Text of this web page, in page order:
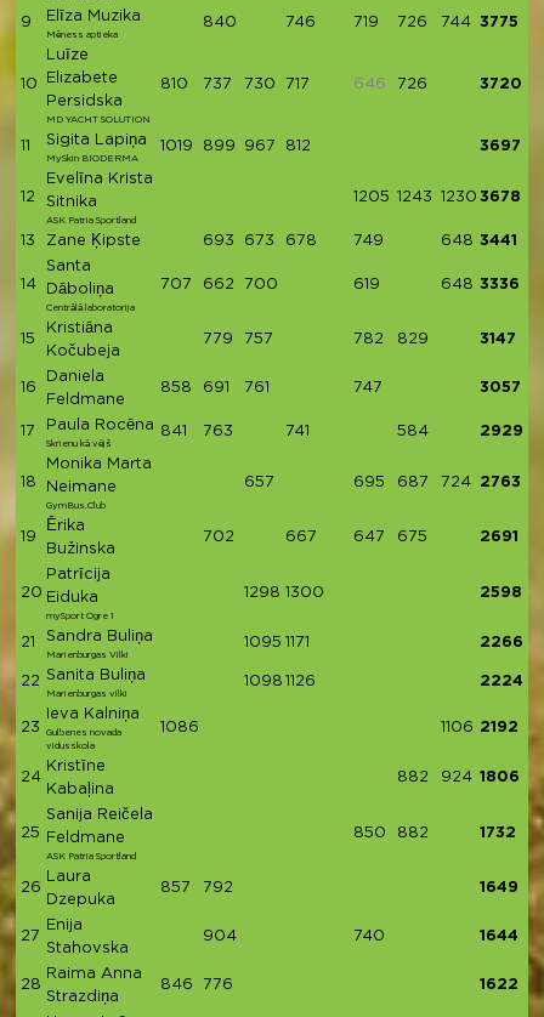
9 Elīza Muzika
Mēness aptieka
840 746 719 726 744 3775
10
Luīze
Elizabete
Persidska
MD YACHT SOLUTION
810 737 730 717 646 726 3720
11 Sigita Lapiņa
MySkin BIODERMA
1019 899 967 812 3697
12
Evelīna Krista
Sitnika
ASK Patria Sportland
1205 1243 1230 3678
13 Zane Ķipste 693 673 678 749 648 3441
14
Santa
Dāboliņa
Centrālā laboratorija
707 662 700 619 648 3336
15
Kristiāna
Kočubeja
779 757 782 829 3147
16
Daniela
Feldmane
858 691 761 747 3057
17 Paula Rocēna
Skrienu kā vējš
841 763 741 584 2929
18
Monika Marta
Neimane
GymBus.Club
657 695 687 724 2763
19
Ērika
Bužinska
702 667 647 675 2691
20
Patrīcija
Eiduka
mySport Ogre 1
1298 1300 2598
21 Sandra Buliņa
Marienburgas Vilki
1095 1171 2266
22 Sanita Buliņa
Marienburgas vilki
1098 1126 2224
23
Ieva Kalniņa
Gulbenes novada
vidusskola
1086 1106 2192
24
Kristīne
Kabaļina
882 924 1806
25
Sanija Reičela
Feldmane
ASK Patria Sportland
850 882 1732
26
Laura
Dzepuka
857 792 1649
27
Enija
Stahovska
904 740 1644
28
Raima Anna
Strazdiņa
846 776 1622